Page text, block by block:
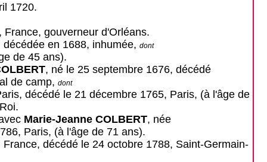
1720.
gouverneur d'Orléans.
décédée en 1688, inhumée, dont
de 45 ans).
, né le 25 septembre 1676, décédé
de camp, dont
décédé le 21 décembre 1765, Paris, (à l'âge de
Marie-Jeanne COLBERT, née
Paris, (à l'âge de 71 ans).
décédé le 24 octobre 1788, Saint-Germain-